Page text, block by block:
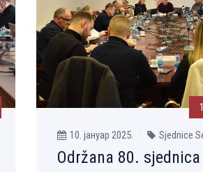
10. јануар 2025. Sjednice
Održana 80.